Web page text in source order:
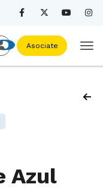
Asociate
Azul